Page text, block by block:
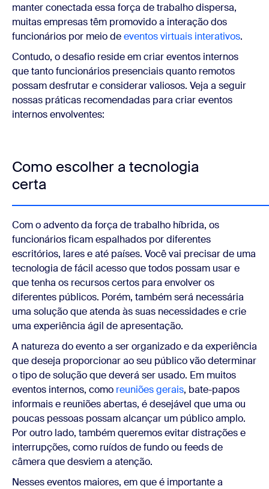
manter conectada essa força de trabalho dispersa,
muitas empresas têm promovido a interação dos
funcionários por meio deeventos virtuais interativos.
Contudo, o desafio reside em criar eventos internos
que tanto funcionários presenciais quanto remotos
possam desfrutar e considerar valiosos. Veja a seguir
nossas práticas recomendadas para criar eventos
internos envolventes:
Como escolher a tecnologia
certa
Com o advento da força de trabalho híbrida, os
funcionários ficam espalhados por diferentes
escritórios, lares e até países. Você vai precisar de uma
tecnologia de fácil acesso que todos possam usar e
que tenha os recursos certos para envolver os
diferentes públicos. Porém, também será necessária
uma solução que atenda às suas necessidades e crie
uma experiência ágil de apresentação.
A natureza do evento a ser organizado e da experiência
que deseja proporcionar ao seu público vão determinar
o tipo de solução que deverá ser usado. Em muitos
eventos internos, como reuniões gerais, bate-papos
informais e reuniões abertas, é desejável que uma ou
poucas pessoas possam alcançar um público amplo.
Por outro lado, também queremos evitar distrações e
interrupções, como ruídos de fundo ou feeds de
câmera que desviem a atenção.
Nesses eventos maiores, em que é importante a